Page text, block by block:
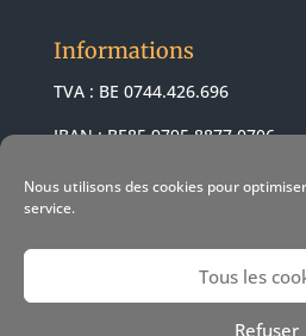
Nous utilisons des cookies pour
service.
Tous les
Refuser
Informations
TVA : BE 0744.426.696
IBAN : BE85 9795 8877 0706
BIC : ARSPBE22
© 2021 Revendeur Apple Pomme-z -